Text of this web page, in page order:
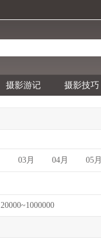
摄影游记 摄影技巧
03月 04月 05月
20000~1000000